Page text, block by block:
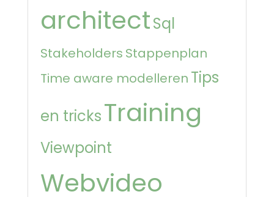
architectSql
Stakeholders Stappenplan
Time aware modelleren Tips
en tricksTraining
Viewpoint
Webvideo